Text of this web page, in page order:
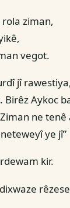
ziman,
vegot.
jî
Aykoc
ne
ye jî”
kir.